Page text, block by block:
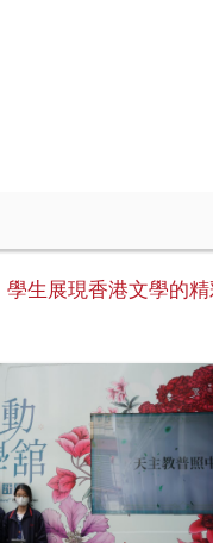
生展現香港文學的